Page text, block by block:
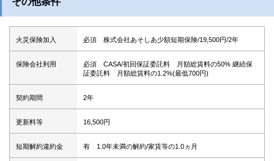
火災保険加入 必須 株式会社あそしあ少額短期保険/19,500円/2年
保険会社利用
必須 CASA/初回保証委託料 月額総賃料の50% 継続保
証委託料 月額総賃料の1.2%(最低700円)
契約期間 2年
更新料等 16,500円
短期解約違約金 有 1.0年未満の解約/家賃等の1.0ヵ月